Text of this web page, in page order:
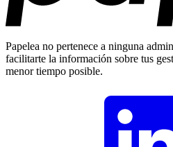
Papelea no pertenece a ninguna
facilitarte la información sobre tus
menor tiempo posible.